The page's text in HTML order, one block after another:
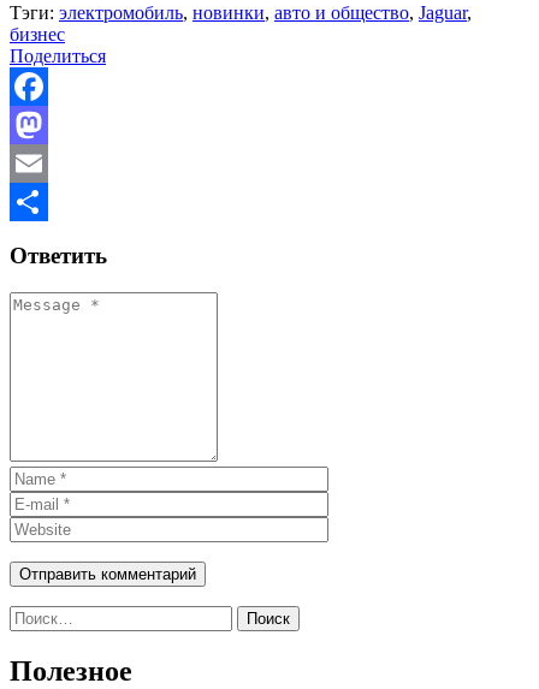
Тэги: электромобиль, новинки, авто и общество, Jaguar,
бизнес
Поделиться
Facebook
Mastodon
Email
Ответить
Найти:
Полезное